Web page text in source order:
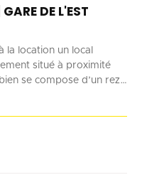
DE L'EST
la location un local
situé à proximité
se compose d’un rez-
la fois depuis la rue et les
emplacements de
d’activité ne générant